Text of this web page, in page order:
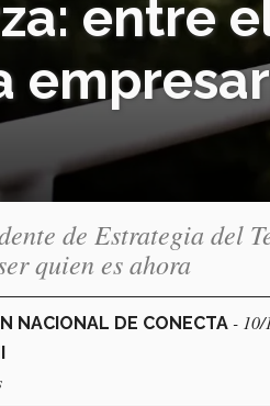
entre
de Estrategia del
quien es ahora
NACIONAL DE CONECTA - 10/